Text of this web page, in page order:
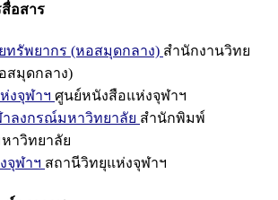
อสาร
ทรัพยากร (หอสมุดกลาง) สำนักงานวิทย
สมุดกลาง)
งจุฬาฯ ศูนย์หนังสือแห่งจุฬาฯ
ลงกรณ์มหาวิทยาลัย สำนักพิมพ์
าวิทยาลัย
จุฬาฯ สถานีวิทยุแห่งจุฬาฯ